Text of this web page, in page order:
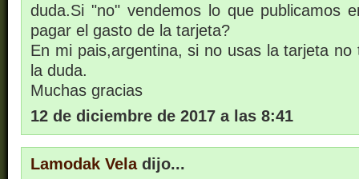
duda.Si "no" vendemos lo que publicamos
pagar el gasto de la tarjeta?
En mi pais,argentina, si no usas la tarjeta
la duda.
Muchas gracias
12 de diciembre de 2017 a las 8:41
Lamodak Vela dijo...